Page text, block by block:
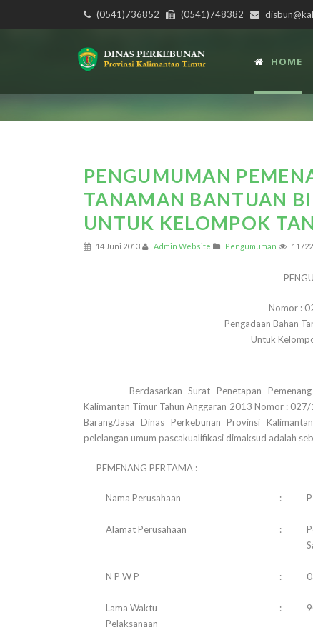
(0541)736852 (0541)748382
HOME
PENGUMUMAN
TANAMAN BANTUAN
UNTUK KELOMPOK
14 Juni 2013 Admin Website Pengumuman 11722
P
Nomor :
Pengadaan Bahan
Untuk
Berdasarkan Surat Penetapan
Kalimantan Timur Tahun Anggaran 2013 Nomor :
Barang/Jasa Dinas Perkebunan Provinsi
pelelangan umum pascakualifikasi dimaksud adalah
PEMENANG PERTAMA :
Nama Perusahaan
Alamat Perusahaan
N P W P
Lama Waktu
Pelaksanaan
:
:
:
: